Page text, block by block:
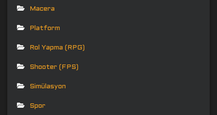
Macera
Platform
Rol Yapma (RPG)
Shooter (FPS)
Simülasyon
Spor